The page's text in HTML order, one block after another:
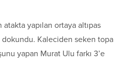
yapılan ortaya altıpas
Kaleciden seken topa
yapan Murat Ulu farkı 3’e